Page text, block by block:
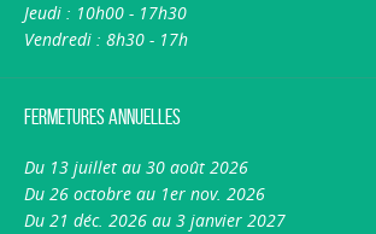
Jeudi : 10h00 - 17h30
Vendredi : 8h30 - 17h
Fermetures annuelles
Du 13 juillet au 30 août 2026
Du 26 octobre au 1er nov. 2026
Du 21 déc. 2026 au 3 janvier 2027